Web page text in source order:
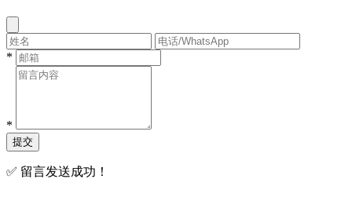
*
*
提交
✅ 留言发送成功！